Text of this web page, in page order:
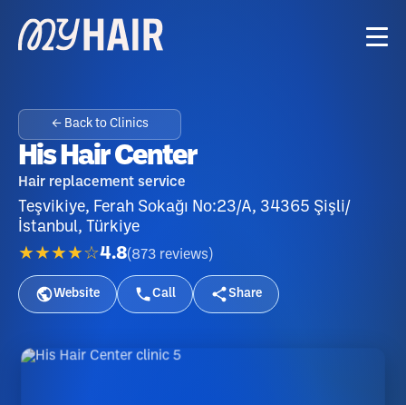
← Back to Clinics
His Hair Center
Hair replacement service
Teşvikiye, Ferah Sokağı No:23/A, 34365 Şişli/
İstanbul, Türkiye
★★★★☆4.8(873 reviews )
Website Call Share